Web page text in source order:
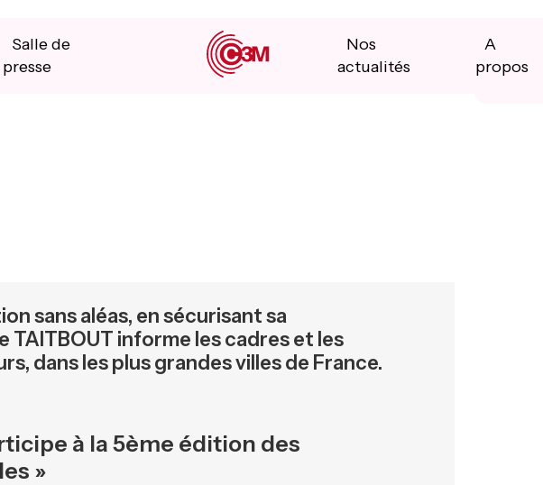
Salle de
presse
Nos
actualités
A
propos
sans aléas, en sécurisant sa
informe les cadres et les
dans les plus grandes villes de France.
à la 5ème édition des
»